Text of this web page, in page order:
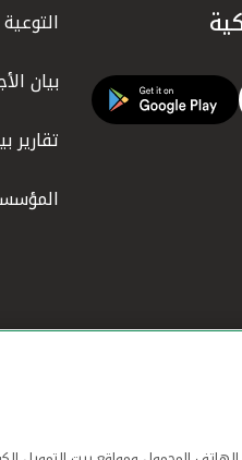
بيان
تقارير